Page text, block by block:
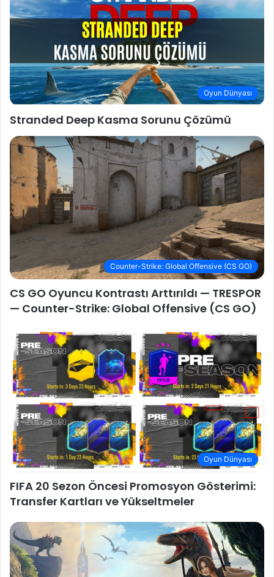
Oyun Dünyası
Stranded Deep Kasma Sorunu Çözümü
Counter-Strike: Global Offensive (CS GO)
CS GO Oyuncu Kontrastı Arttırıldı — TRESPOR
— Counter-Strike: Global Offensive (CS GO)
Oyun Dünyası
FIFA 20 Sezon Öncesi Promosyon Gösterimi:
Transfer Kartları ve Yükseltmeler